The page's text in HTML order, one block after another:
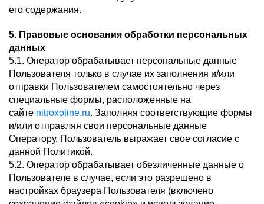
его содержания.
5. Правовые основания обработки персональных
данных
5.1. Оператор обрабатывает персональные данные
Пользователя только в случае их заполнения и/или
отправки Пользователем самостоятельно через
специальные формы, расположенные на
сайте nitroxoline.ru. Заполняя соответствующие формы
и/или отправляя свои персональные данные
Оператору, Пользователь выражает свое согласие с
данной Политикой.
5.2. Оператор обрабатывает обезличенные данные о
Пользователе в случае, если это разрешено в
настройках браузера Пользователя (включено